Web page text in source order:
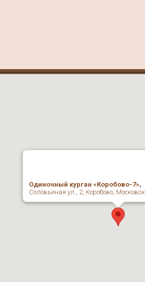
Одиночный курган «Коробово-7»,
Соловьиная ул., 2, Коробово,